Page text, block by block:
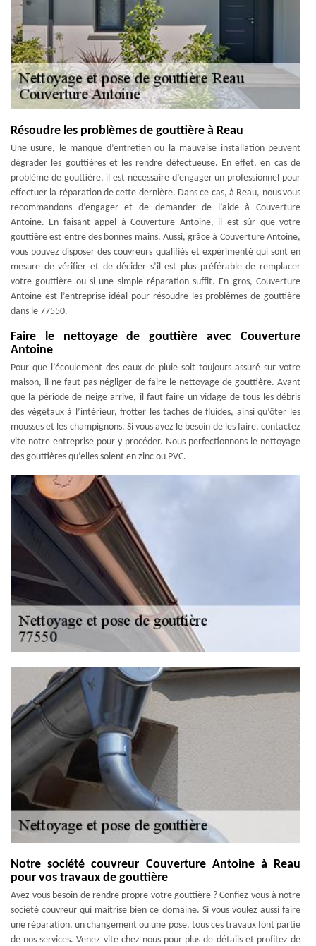
Résoudre les problèmes de gouttière à Reau
Une usure, le manque d’entretien ou la mauvaise installation peuvent
dégrader les gouttières et les rendre défectueuse. En effet, en cas de
problème de gouttière, il est nécessaire d’engager un professionnel pour
effectuer la réparation de cette dernière. Dans ce cas, à Reau, nous vous
recommandons d’engager et de demander de l’aide à Couverture
Antoine. En faisant appel à Couverture Antoine, il est sûr que votre
gouttière est entre des bonnes mains. Aussi, grâce à Couverture Antoine,
vous pouvez disposer des couvreurs qualifiés et expérimenté qui sont en
mesure de vérifier et de décider s’il est plus préférable de remplacer
votre gouttière ou si une simple réparation suffit. En gros, Couverture
Antoine est l’entreprise idéal pour résoudre les problèmes de gouttière
dans le 77550.
Faire le nettoyage de gouttière avec Couverture
Antoine
Pour que l’écoulement des eaux de pluie soit toujours assuré sur votre
maison, il ne faut pas négliger de faire le nettoyage de gouttière. Avant
que la période de neige arrive, il faut faire un vidage de tous les débris
des végétaux à l’intérieur, frotter les taches de fluides, ainsi qu’ôter les
mousses et les champignons. Si vous avez le besoin de les faire, contactez
vite notre entreprise pour y procéder. Nous perfectionnons le nettoyage
des gouttières qu’elles soient en zinc ou PVC.
Notre société couvreur Couverture Antoine à Reau
pour vos travaux de gouttière
Avez-vous besoin de rendre propre votre gouttière ? Confiez-vous à notre
société couvreur qui maitrise bien ce domaine. Si vous voulez aussi faire
une réparation, un changement ou une pose, tous ces travaux font partie
de nos services. Venez vite chez nous pour plus de détails et profitez de